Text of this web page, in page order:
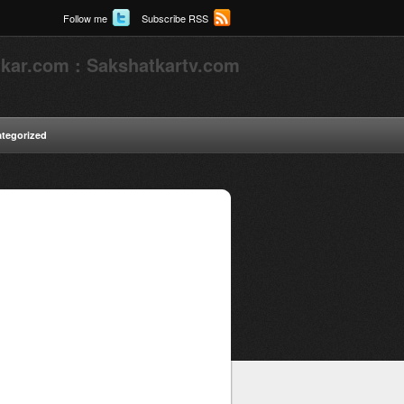
Follow me Subscribe RSS
: Sakshatkartv.com